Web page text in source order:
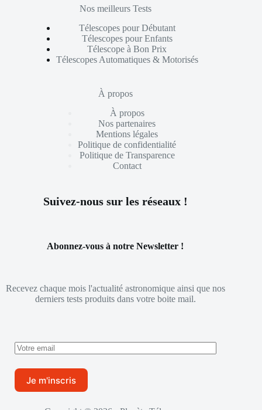
Nos meilleurs Tests
Télescopes pour Débutant
Télescopes pour Enfants
Télescope à Bon Prix
Télescopes Automatiques & Motorisés
À propos
À propos
Nos partenaires
Mentions légales
Politique de confidentialité
Politique de Transparence
Contact
Suivez-nous sur les réseaux !
Abonnez-vous à notre Newsletter !
Recevez chaque mois l'actualité astronomique ainsi que nos
derniers tests produits dans votre boite mail.